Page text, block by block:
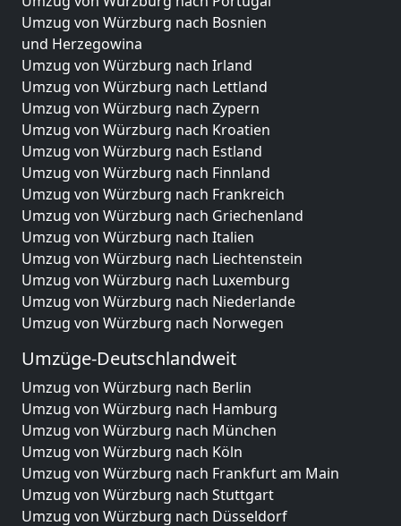
Umzug von Würzburg nach Bosnien
und Herzegowina
Umzug von Würzburg nach Irland
Umzug von Würzburg nach Lettland
Umzug von Würzburg nach Zypern
Umzug von Würzburg nach Kroatien
Umzug von Würzburg nach Estland
Umzug von Würzburg nach Finnland
Umzug von Würzburg nach Frankreich
Umzug von Würzburg nach Griechenland
Umzug von Würzburg nach Italien
Umzug von Würzburg nach Liechtenstein
Umzug von Würzburg nach Luxemburg
Umzug von Würzburg nach Niederlande
Umzug von Würzburg nach Norwegen
Umzüge-Deutschlandweit
Umzug von Würzburg nach Berlin
Umzug von Würzburg nach Hamburg
Umzug von Würzburg nach München
Umzug von Würzburg nach Köln
Umzug von Würzburg nach Frankfurt am Main
Umzug von Würzburg nach Stuttgart
Umzug von Würzburg nach Düsseldorf